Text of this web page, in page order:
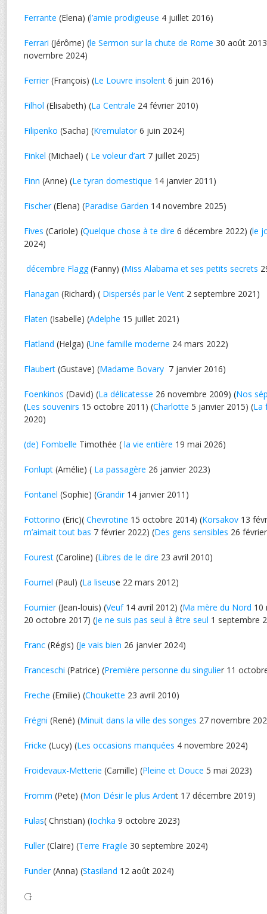
Ferrante (Elena) (l’amie prodigieuse 4 juillet 2016)
Ferrari (Jérôme) (le Sermon sur la chute de Rome 30 août
novembre 2024)
Ferrier(François) (Le Louvre insolent 6 juin 2016)
Filhol (Elisabeth) (La Centrale 24 février 2010)
Filipenko (Sacha) (Kremulator6 juin 2024)
Finkel (Michael) ( Le voleur d’art 7 juillet 2025)
Finn (Anne) (Le tyran domestique 14 janvier 2011)
Fischer(Elena) (Paradise Garden 14 novembre 2025)
Fives (Cariole) (Quelque chose à te dire 6 décembre 2022) (le
2024)
décembre Flagg(Fanny) (Miss Alabama et ses petits secrets
Flanagan (Richard) ( Dispersés par le Vent 2 septembre 2021)
Flaten (Isabelle) (Adelphe 15 juillet 2021)
Flatland (Helga) (Une famille moderne 24 mars 2022)
Flaubert (Gustave) (Madame Bovary 7 janvier 2016)
Foenkinos (David) (La délicatesse 26 novembre 2009) (Nos
(Les souvenirs 15 octobre 2011) (Charlotte 5 janvier 2015) (La
2020)
(de) Fombelle Timothée ( la vie entière 19 mai 2026)
Fonlupt (Amélie) ( La passagère 26 janvier 2023)
Fontanel (Sophie) (Grandir14 janvier 2011)
Fottorino (Eric)( Chevrotine 15 octobre 2014) (Korsakov 13
m’aimait tout bas 7 février 2022) (Des gens sensibles 26
Fourest (Caroline) (Libres de le dire 23 avril 2010)
Fournel (Paul) (La liseuse 22 mars 2012)
Fournier(Jean-louis) (Veuf14 avril 2012) (Ma mère du Nord 10
20 octobre 2017) (Je ne suis pas seul à être seul 1 septembre
Franc (Régis) (Je vais bien 26 janvier 2024)
Franceschi (Patrice) (Première personne du singulier 11
Freche (Emilie) (Choukette 23 avril 2010)
Frégni (René) (Minuit dans la ville des songes 27 novembre
Fricke (Lucy) (Les occasions manquées 4 novembre 2024)
Froidevaux-Metterie (Camille) (Pleine et Douce 5 mai 2023)
Fromm (Pete) (Mon Désir le plus Ardent 17 décembre 2019)
Fulas( Christian) (Iochka 9 octobre 2023)
Fuller(Claire) (Terre Fragile 30 septembre 2024)
Funder(Anna) (Stasiland 12 août 2024)
G